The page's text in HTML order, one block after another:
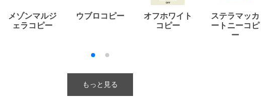
メゾンマルジ
ェラコピー
ウブロコピー
オフホワイト
コピー
ステラマッカ
ートニーコピ
ー
もっと見る